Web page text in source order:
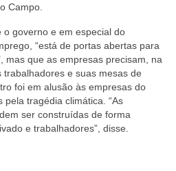
Campo.
governo e em especial do
“está de portas abertas para
mas que as empresas precisam, na
e suas mesas de
foi em alusão às empresas do
pela tragédia climática. “As
ser construídas de forma
e trabalhadores”, disse.